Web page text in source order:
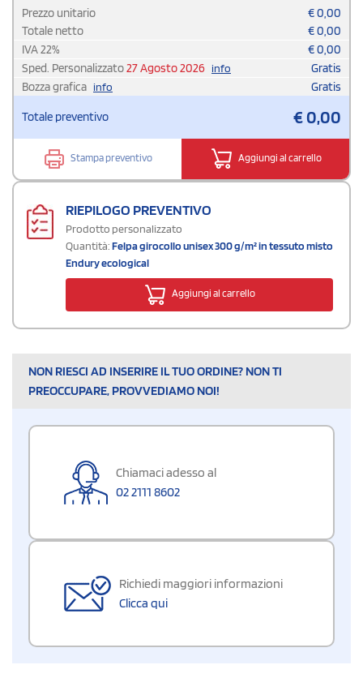
Prezzo unitario €0,00
Totale netto
€0,00
IVA22% €0,00
Sped. Personalizzato27 Agosto 2026 info
Gratis
Bozza grafica info Gratis
Totale preventivo €0,00
Stampa preventivo Aggiungi al carrello
RIEPILOGO PREVENTIVO
Prodotto personalizzato
Quantità:Felpa girocollo unisex 300 g/m² in tessuto misto
Endury ecological
Aggiungi al carrello
NON RIESCI AD INSERIRE IL TUO ORDINE? NON TI
PREOCCUPARE, PROVVEDIAMO NOI!
Chiamaci adesso al
02 2111 8602
Richiedi maggiori informazioni
Clicca qui